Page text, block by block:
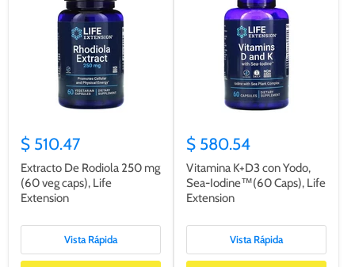
$ 510.47
Extracto De Rodiola 250 mg
(60 veg caps), Life
Extension
Vista Rápida
$ 580.54
Vitamina K+D3 con Yodo,
Sea-Iodine™(60 Caps), Life
Extension
Vista Rápida